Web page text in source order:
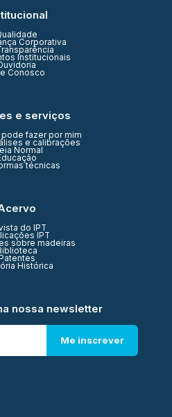
Corporativa
Institucionais
Conosco
e serviços
pode fazer por mim
e calibrações
Normal
técnicas
do IPT
IPT
sobre madeiras
Patentes
Histórica
nossa newsletter
Me inscrever